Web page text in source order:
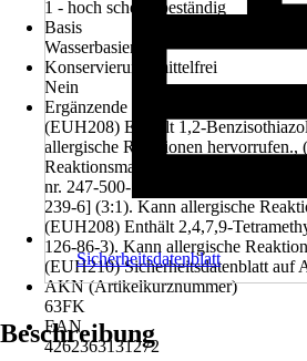
1 - hoch scheuerbeständig
Basis
Wasserbasierend
Konservierungsmittelfrei
Nein
Ergänzende Gefahrenmerkmale
(EUH208) Enthält 1,2-
allergische Reaktionen
Reaktionsmasse aus: 5-Chlor-2-
nr. 247-500-7] und 2-Methyl-2H-
239-6] (3:1). Kann allergische
(EUH208) Enthält 2,4,7,9-
126-86-3). Kann allergische
(EUH210) Sicherheitsdatenblatt auf
AKN (Artikelkurznummer)
63FK
EAN
4262363131272
Sicherheitsdatenblatt
Beschreibung